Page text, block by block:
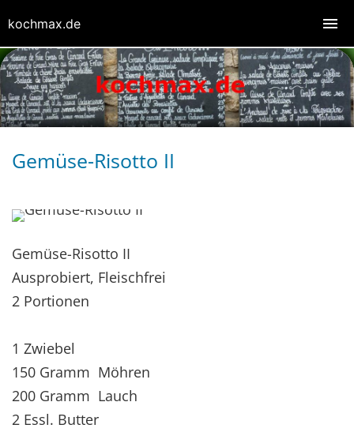
Gemüse-Risotto II
Gemüse-Risotto II
Ausprobiert, Fleischfrei
2 Portionen
1 Zwiebel
150 Gramm Möhren
200 Gramm Lauch
2 Essl. Butter
kochmax.de